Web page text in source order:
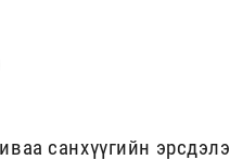
санхүүгийн